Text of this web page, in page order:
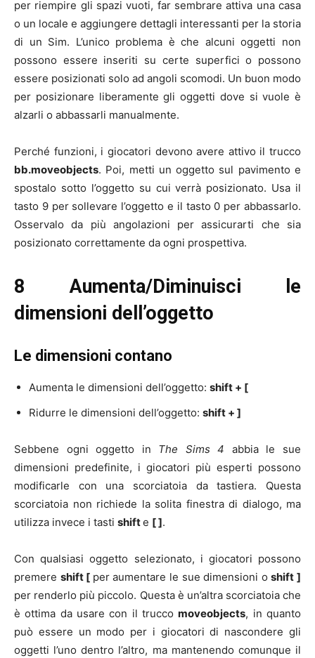
per riempire gli spazi vuoti, far sembrare attiva una casa
o un locale e aggiungere dettagli interessanti per la storia
di un Sim. L’unico problema è che alcuni oggetti non
possono essere inseriti su certe superfici o possono
essere posizionati solo ad angoli scomodi. Un buon modo
per posizionare liberamente gli oggetti dove si vuole è
alzarli o abbassarli manualmente.
Perché funzioni, i giocatori devono avere attivo il trucco
bb.moveobjects. Poi, metti un oggetto sul pavimento e
spostalo sotto l’oggetto su cui verrà posizionato. Usa il
tasto 9 per sollevare l’oggetto e il tasto 0 per abbassarlo.
Osservalo da più angolazioni per assicurarti che sia
posizionato correttamente da ogni prospettiva.
8 Aumenta/Diminuisci le
dimensioni dell’oggetto
Le dimensioni contano
Aumenta le dimensioni dell’oggetto: shift + [
Ridurre le dimensioni dell’oggetto: shift + ]
Sebbene ogni oggetto in The Sims 4 abbia le sue
dimensioni predefinite, i giocatori più esperti possono
modificarle con una scorciatoia da tastiera. Questa
scorciatoia non richiede la solita finestra di dialogo, ma
utilizza invece i tasti shifte [ ].
Con qualsiasi oggetto selezionato, i giocatori possono
premere shift [ per aumentare le sue dimensioni oshift ]
per renderlo più piccolo. Questa è un’altra scorciatoia che
è ottima da usare con il truccomoveobjects, in quanto
può essere un modo per i giocatori di nascondere gli
oggetti l’uno dentro l’altro, ma mantenendo comunque il